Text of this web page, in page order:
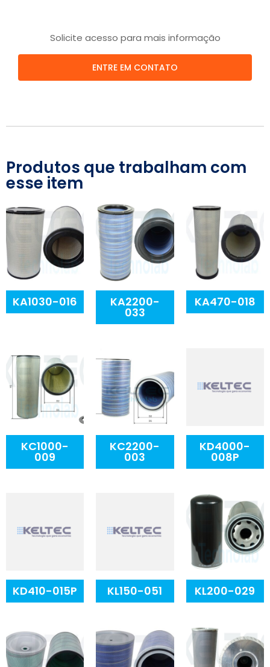
Solicite acesso para mais informação
ENTRE EM CONTATO
Produtos que trabalham com
esse item
KA1030-016 KA2200-
033
KA470-018
KC1000-
009
KC2200-
003
KD4000-
008P
KD410-015P KL150-051 KL200-029